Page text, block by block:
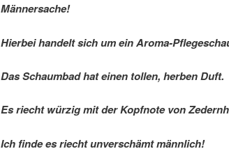
Männersache!
Hierbei handelt sich um ein Aroma-
Das Schaumbad hat einen tollen, herben Duft.
Es riecht würzig mit der Kopfnote von
Ich finde es riecht unverschämt männlich!